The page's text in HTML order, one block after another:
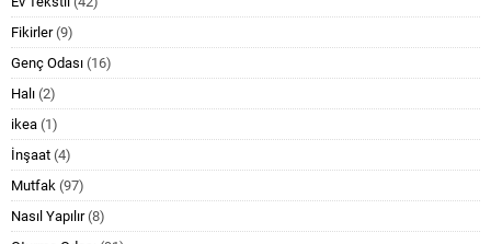
Fikirler(9)
Genç Odası (16)
Halı (2)
ikea (1)
İnşaat (4)
Mutfak (97)
Nasıl Yapılır(8)